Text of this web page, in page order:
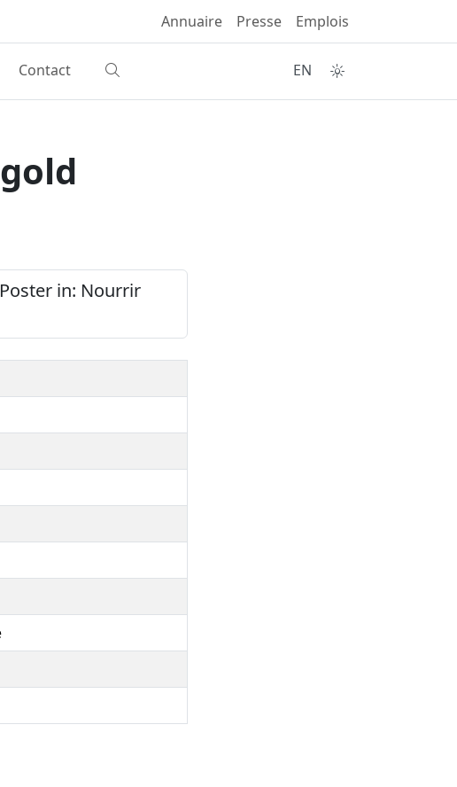
Annuaire Presse Emplois
Contact EN
Poster in: Nourrir